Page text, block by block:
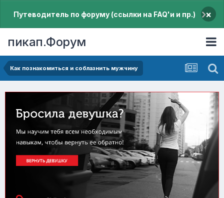
Путеводитель по форуму (ссылки на FAQ'и и пр.) ×
пикап.Форум
Как познакомиться и соблазнить мужчину